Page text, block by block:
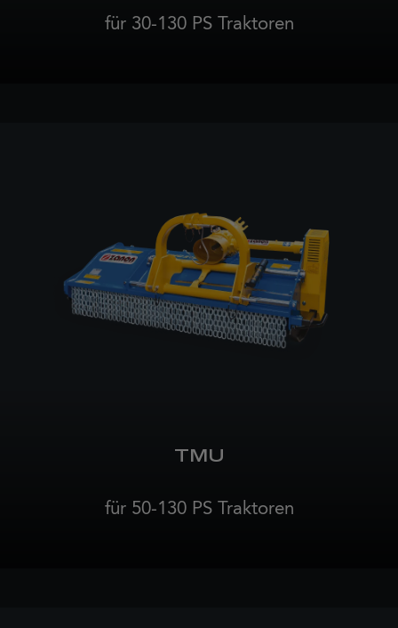
für 30-130 PS Traktoren
TMU
für 50-130 PS Traktoren